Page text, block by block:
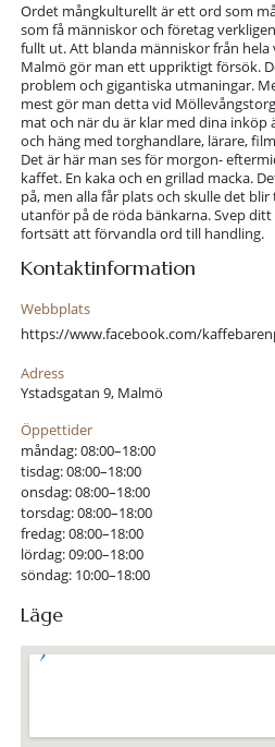
Ordet mångkulturellt är ett ord som
som få människor och företag
fullt ut. Att blanda människor från
Malmö gör man ett uppriktigt försök.
problem och gigantiska utmaningar.
mest gör man detta vid
mat och när du är klar med dina inköp
och häng med torghandlare, lärare,
Det är här man ses för morgon-
kaffet. En kaka och en grillad macka.
på, men alla får plats och skulle det
utanför på de röda bänkarna. Svep
fortsätt att förvandla ord till handling.
Kontaktinformation
Webbplats
https://www.facebook.com/
Adress
Ystadsgatan 9, Malmö
Öppettider
måndag: 08:00–18:00
tisdag: 08:00–18:00
onsdag: 08:00–18:00
torsdag: 08:00–18:00
fredag: 08:00–18:00
lördag: 09:00–18:00
söndag: 10:00–18:00
Läge